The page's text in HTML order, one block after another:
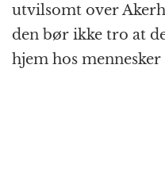
utvilsomt over
den bør ikke tro at
hjem hos